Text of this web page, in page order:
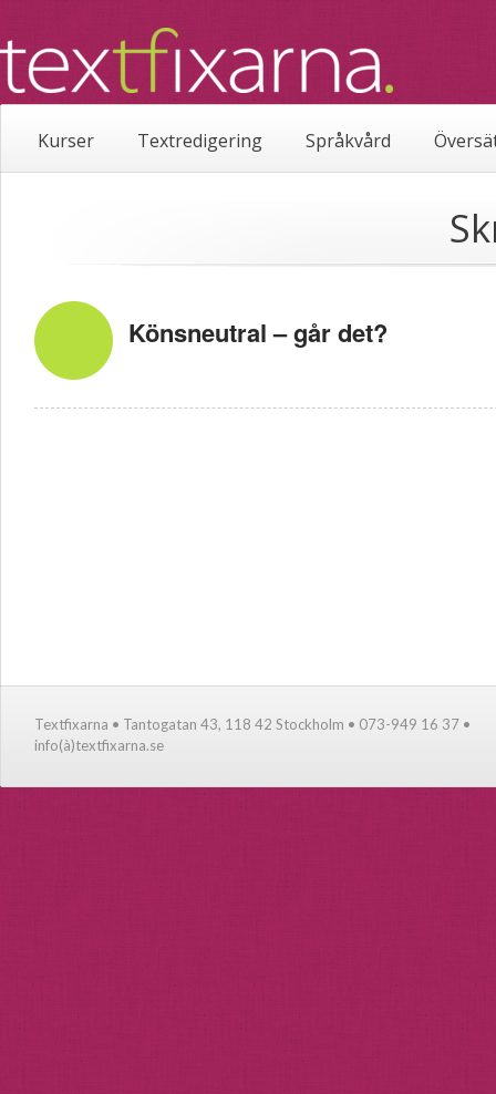
Kurser Textredigering Språkvård
Könsneutral – går det?
Textfixarna • Tantogatan 43, 118 42 Stockholm • 073-949 16 37 •
info(à)textfixarna.se